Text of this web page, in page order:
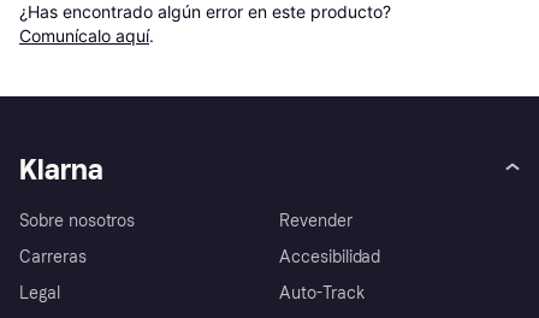
¿Has encontrado algún error en este producto?
Comunícalo aquí.
Klarna
Sobre nosotros
Carreras
Legal
Revender
Accesibilidad
Auto-Track